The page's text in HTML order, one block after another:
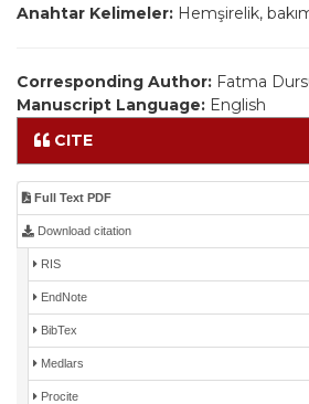
Anahtar Kelimeler: Hemşirelik,
Corresponding Author: Fatma
Manuscript Language: English
CITE
Full Text PDF
Download citation
RIS
EndNote
BibTex
Medlars
Procite